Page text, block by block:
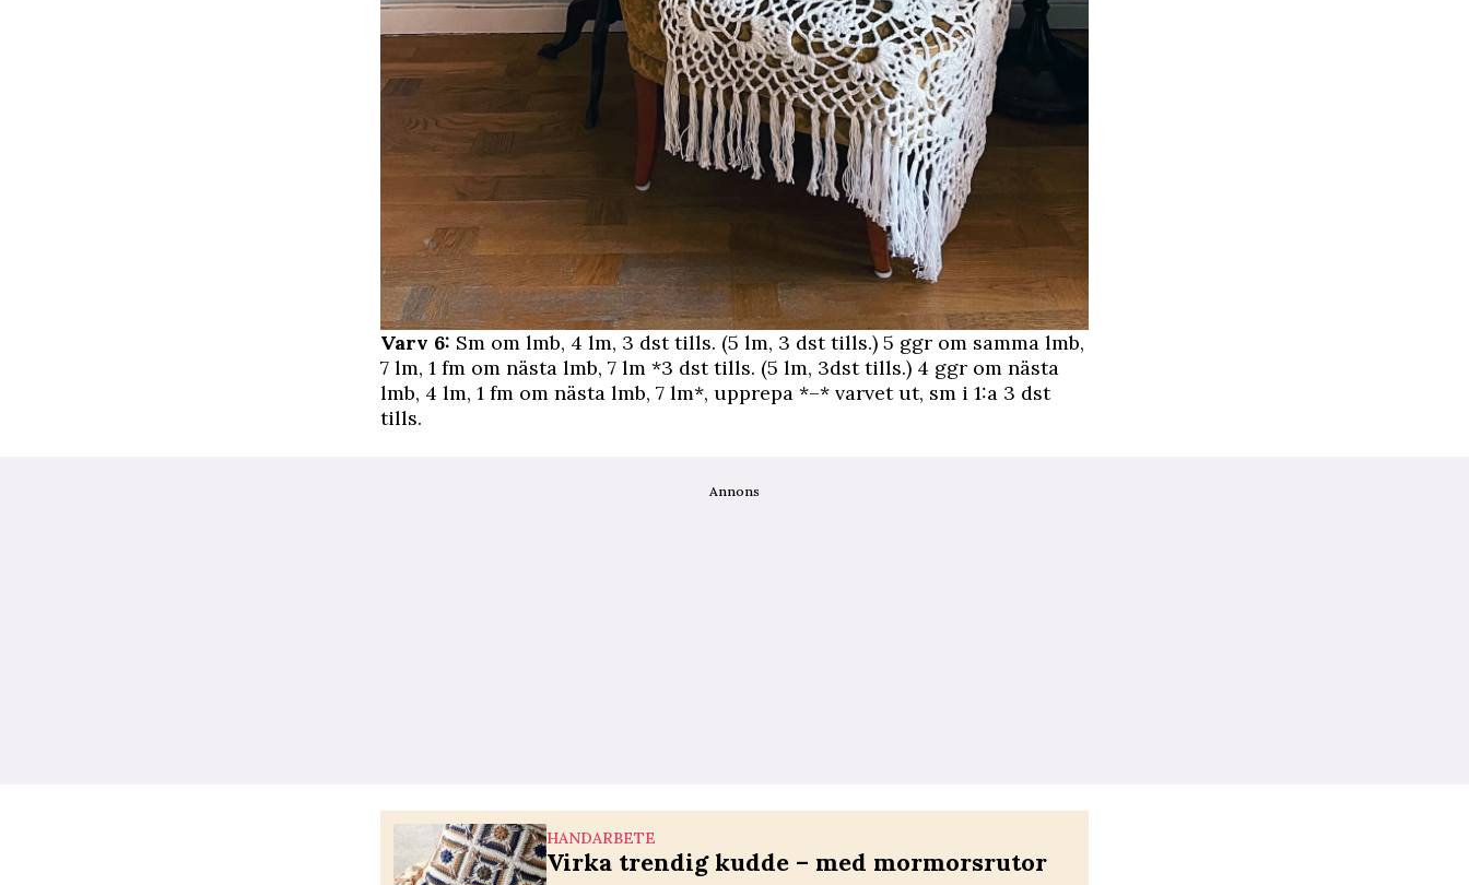
Varv 6: Sm om lmb, 4 lm, 3 dst tills. (5 lm, 3 dst tills.) 5 ggr om samma lmb,
7 lm, 1 fm om nästa lmb, 7 lm *3 dst tills. (5 lm, 3dst tills.) 4 ggr om nästa
lmb, 4 lm, 1 fm om nästa lmb, 7 lm*, upprepa *–* varvet ut, sm i 1:a 3 dst
tills.
Annons
HANDARBETE
Virka trendig kudde – med mormorsrutor